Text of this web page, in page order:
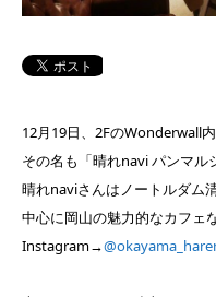
12月19日、2FのWonderwall
その名も「晴れnavi パンマル
晴れnaviさんはノートルダム
中心に岡山の魅力的なカフェ
Instagram→